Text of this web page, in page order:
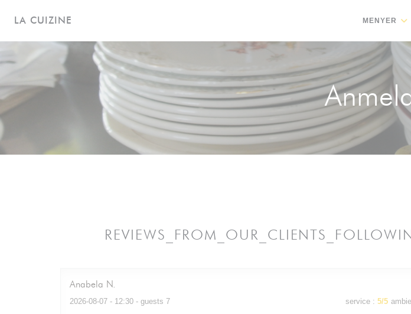
LA CUIZINE MENYER
Anabela N
2026-08-07 - 12:30 - guests 7 service : 5/5